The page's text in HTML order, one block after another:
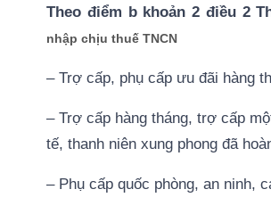
Theo điểm b khoản 2 điều 2
nhập chịu thuế TNCN
– Trợ cấp, phụ cấp ưu đãi hàng
– Trợ cấp hàng tháng, trợ cấp
tế, thanh niên xung phong đã
– Phụ cấp quốc phòng, an ninh,